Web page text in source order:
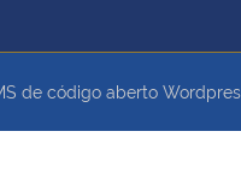
de código aberto